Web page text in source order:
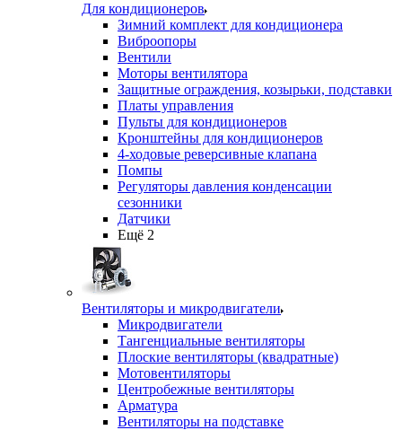
Для кондиционеров
Зимний комплект для кондиционера
Виброопоры
Вентили
Моторы вентилятора
Защитные ограждения, козырьки, подставки
Платы управления
Пульты для кондиционеров
Кронштейны для кондиционеров
4-ходовые реверсивные клапана
Помпы
Регуляторы давления конденсации
сезонники
Датчики
Ещё 2
Вентиляторы и микродвигатели
Микродвигатели
Тангенциальные вентиляторы
Плоские вентиляторы (квадратные)
Мотовентиляторы
Центробежные вентиляторы
Арматура
Вентиляторы на подставке